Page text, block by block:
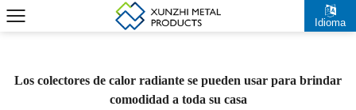
Idioma
Los colectores de calor radiante se pueden usar para brindar
comodidad a toda su casa